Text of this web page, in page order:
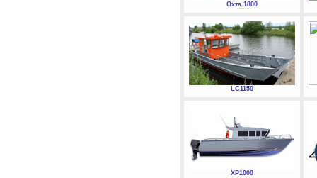
Охта 1800
LC1150
XP1000